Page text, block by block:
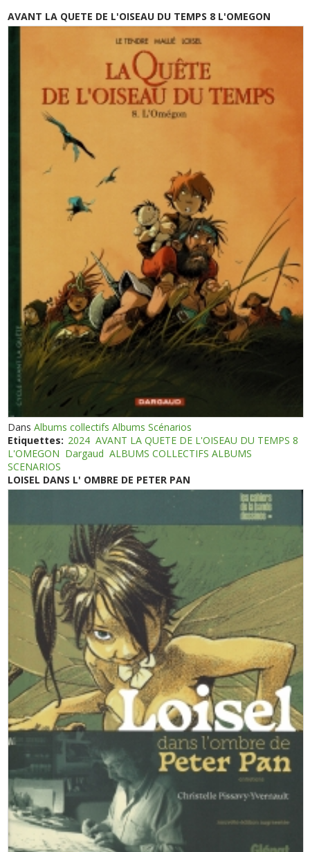
AVANT LA QUETE DE L'OISEAU DU TEMPS 8 L'OMEGON
DansAlbums collectifs Albums Scénarios
Etiquettes: 2024 AVANT LA QUETE DE L'OISEAU DU TEMPS 8
L'OMEGON Dargaud ALBUMS COLLECTIFS ALBUMS
SCENARIOS
LOISEL DANS L' OMBRE DE PETER PAN